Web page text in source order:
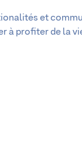
et
à profiter de la